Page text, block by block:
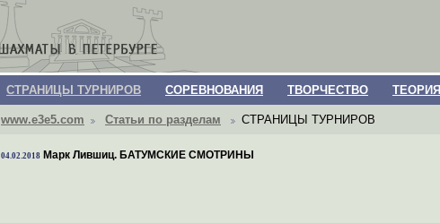
СТРАНИЦЫ ТУРНИРОВ СОРЕВНОВАНИЯ ТВОРЧЕСТВО ТЕОРИЯ
www.e3e5.com Статьи по разделам СТРАНИЦЫ ТУРНИРОВ
04.02.2018 Марк Лившиц. БАТУМСКИЕ СМОТРИНЫ